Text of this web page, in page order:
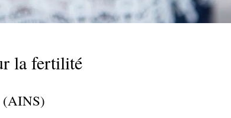
la fertilité
(AINS)